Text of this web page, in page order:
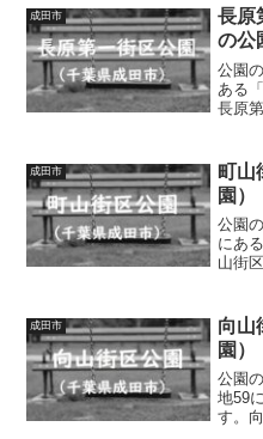
生広
台（
成田市
長原
の公
公園
ある
長原
具飛
ンコ
成田市
町山
園）
公園
にあ
山街
遊具
グウ
成田市
向山
園）
公園
地59
す。